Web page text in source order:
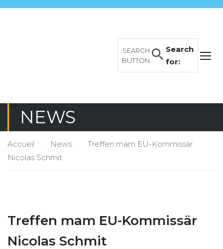
Search
for:
SEARCH
BUTTON
NEWS
Accueil News
Treffen mam EU-Kommissär
Nicolas Schmit
Treffen mam EU-Kommissär
Nicolas Schmit